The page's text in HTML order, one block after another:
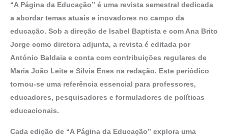
“A Página da Educação” é uma revista semestral dedicada
a abordar temas atuais e inovadores no campo da
educação. Sob a direção de Isabel Baptista e com Ana Brito
Jorge como diretora adjunta, a revista é editada por
António Baldaia e conta com contribuições regulares de
Maria João Leite e Sílvia Enes na redação. Este periódico
tornou-se uma referência essencial para professores,
educadores, pesquisadores e formuladores de políticas
educacionais.
Cada edição de “A Página da Educação” explora uma